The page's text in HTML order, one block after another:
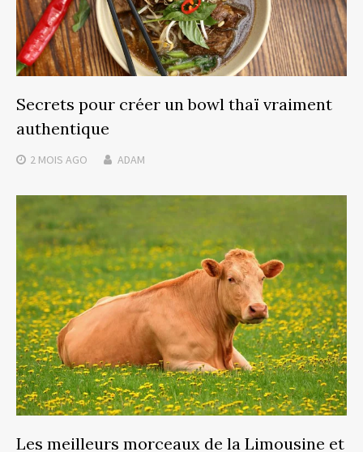
Secrets pour créer un bowl thaï vraiment
authentique
2 MOIS AGO ADAM
Les meilleurs morceaux de la Limousine et